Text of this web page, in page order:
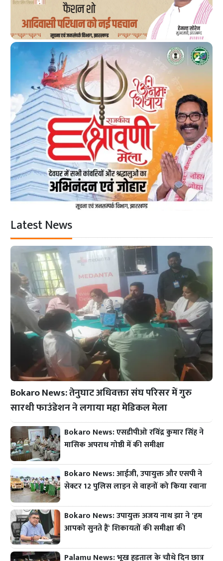
Latest News
Bokaro News: तेनुघाट अधिवक्ता संघ परिसर में गुरु
सारथी फाउंडेशन ने लगाया महा मेडिकल मेला
Bokaro News: एसडीपीओ रविंद्र कुमार सिंह ने
मासिक अपराध गोष्ठी में की समीक्षा
Bokaro News: आईजी, उपायुक्त और एसपी ने
सेक्टर 12 पुलिस लाइन से वाहनों को किया रवाना
Bokaro News: उपायुक्त अजय नाथ झा ने 'हम
आपको सुनते हैं' शिकायतों की समीक्षा की
Palamu News: भूख हड़ताल के चौथे दिन छात्र